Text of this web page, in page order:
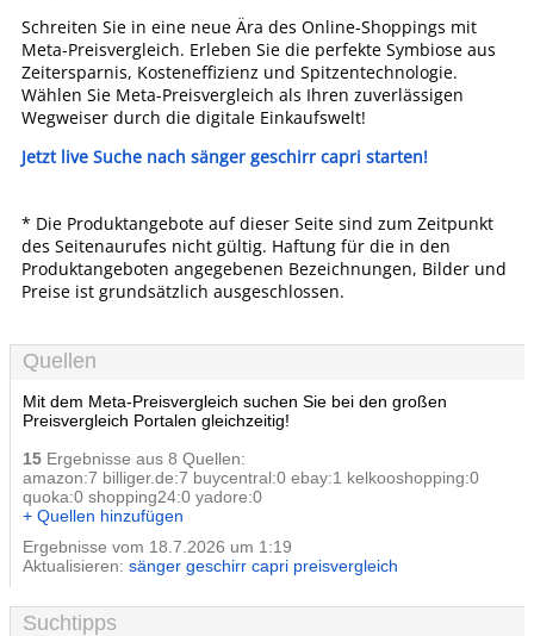
Schreiten Sie in eine neue Ära des Online-Shoppings mit
Meta-Preisvergleich. Erleben Sie die perfekte Symbiose aus
Zeitersparnis, Kosteneffizienz und Spitzentechnologie.
Wählen Sie Meta-Preisvergleich als Ihren zuverlässigen
Wegweiser durch die digitale Einkaufswelt!
Jetzt live Suche nach sänger geschirr capri starten!
* Die Produktangebote auf dieser Seite sind zum Zeitpunkt
des Seitenaurufes nicht gültig. Haftung für die in den
Produktangeboten angegebenen Bezeichnungen, Bilder und
Preise ist grundsätzlich ausgeschlossen.
Quellen
Mit dem Meta-Preisvergleich suchen Sie bei den großen
Preisvergleich Portalen gleichzeitig!
15 Ergebnisse aus 8 Quellen:
amazon:7 billiger.de:7 buycentral:0 ebay:1 kelkooshopping:0
quoka:0 shopping24:0 yadore:0
+ Quellen hinzufügen
Ergebnisse vom 18.7.2026 um 1:19
Aktualisieren: sänger geschirr capri preisvergleich
Suchtipps